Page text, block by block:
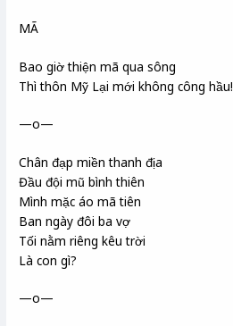
MÃ
Bao giờ thiện mã qua sông
Thì thôn Mỹ Lại mới không công hầu!
—o—
Chân đạp miền thanh địa
Đầu đội mũ bình thiên
Mình mặc áo mã tiên
Ban ngày đôi ba vợ
Tối nằm riêng kêu trời
Là con gì?
—o—